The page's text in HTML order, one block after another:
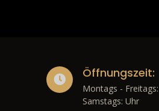
Öffnungszeit:
Montags -
Samstags: Uhr